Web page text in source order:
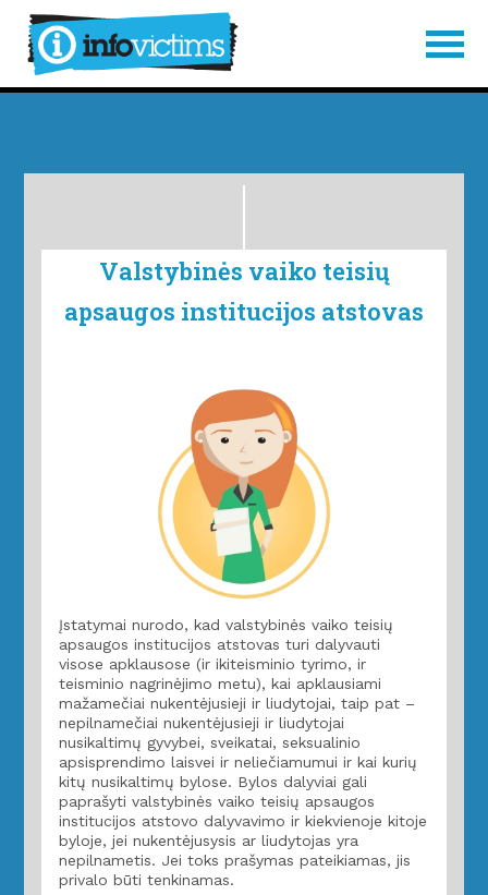
PEREITI PRIE PAGRINDINIO TURINIO
EIKITE Į NARŠYMO JUOSTĄ
PASIEKITE SVETAINĖS SCHEMĄ
Valstybinės vaiko teisių
apsaugos institucijos atstovas
Įstatymai nurodo, kad valstybinės vaiko teisių
apsaugos institucijos atstovas turi dalyvauti
visose apklausose (ir ikiteisminio tyrimo, ir
teisminio nagrinėjimo metu), kai apklausiami
mažamečiai nukentėjusieji ir liudytojai, taip pat –
nepilnamečiai nukentėjusieji ir liudytojai
nusikaltimų gyvybei, sveikatai, seksualinio
apsisprendimo laisvei ir neliečiamumui ir kai kurių
kitų nusikaltimų bylose. Bylos dalyviai gali
paprašyti valstybinės vaiko teisių apsaugos
institucijos atstovo dalyvavimo ir kiekvienoje kitoje
byloje, jei nukentėjusysis ar liudytojas yra
nepilnametis. Jei toks prašymas pateikiamas, jis
privalo būti tenkinamas.